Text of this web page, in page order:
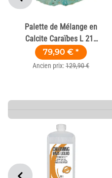
Palette de Mélange en
Calcite Caraïbes L 210
L 125 H 16mm
79,90 € *
Ancien prix:129,90 €